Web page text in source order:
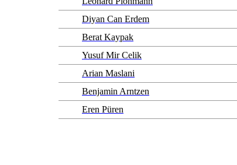
Diyan Can Erdem
Berat Kaypak
Yusuf Mir Celik
Arian Maslani
Benjamin Arntzen
Eren Püren